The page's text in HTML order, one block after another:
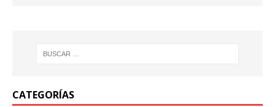
CATEGORÍAS